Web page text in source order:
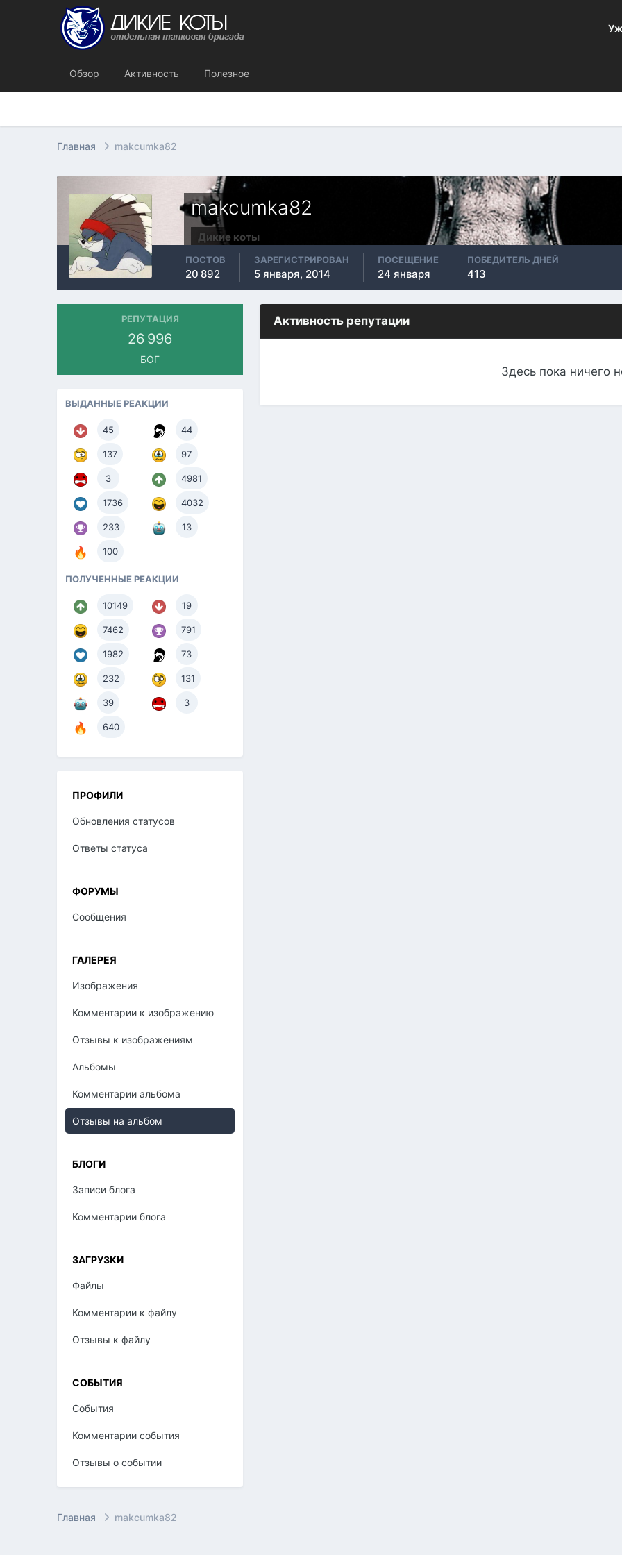
Обзор Активность Полезное
Главная makcumka82
makcumka82
Дикие коты
ПОСТОВ
20 892
ЗАРЕГИСТРИРОВАН
5 января, 2014
ПОСЕЩЕНИЕ
24 января
ПОБЕДИТЕЛЬ ДНЕЙ
413
РЕПУТАЦИЯ
26 996
БОГ
ВЫДАННЫЕ РЕАКЦИИ
45 44
137 97
3 4981
1736 4032
233 13
100
ПОЛУЧЕННЫЕ РЕАКЦИИ
10149 19
7462 791
1982 73
232 131
39 3
640
ПРОФИЛИ
Обновления статусов
Ответы статуса
ФОРУМЫ
Сообщения
ГАЛЕРЕЯ
Изображения
Комментарии к изображению
Отзывы к изображениям
Альбомы
Комментарии альбома
Отзывы на альбом
БЛОГИ
Записи блога
Комментарии блога
ЗАГРУЗКИ
Файлы
Комментарии к файлу
Отзывы к файлу
СОБЫТИЯ
События
Комментарии события
Отзывы о событии
Активность репутации
Здесь пока ничего
Главная makcumka82